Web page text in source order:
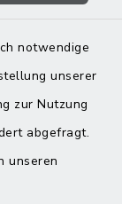
notwendige
unserer
zur Nutzung
abgefragt.
unseren